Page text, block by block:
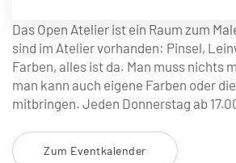
Das Open Atelier ist ein Raum zum
sind im Atelier vorhanden: Pinsel,
Farben, alles ist da. Man muss nichts
man kann auch eigene Farben oder
mitbringen. Jeden Donnerstag ab
Zum Eventkalender